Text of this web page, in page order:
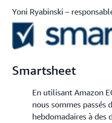
Yoni Ryabinski –
Smartsheet
En utilisant Amazon
nous sommes passés
hebdomadaires à des